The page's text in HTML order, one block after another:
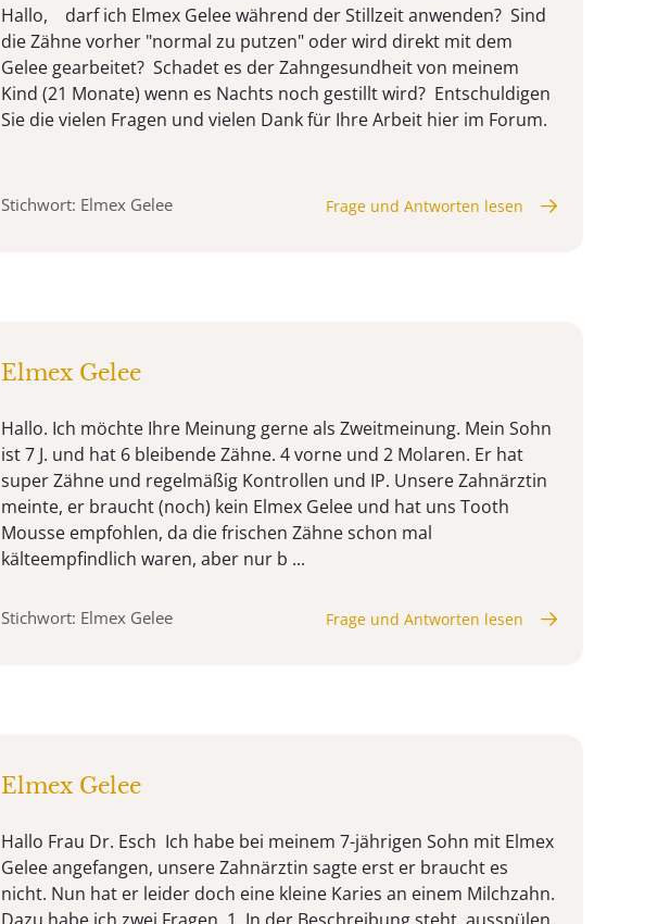
Hallo, darf ich Elmex Gelee während der Stillzeit anwenden? Sind
die Zähne vorher "normal zu putzen" oder wird direkt mit dem
Gelee gearbeitet? Schadet es der Zahngesundheit von meinem
Kind (21 Monate) wenn es Nachts noch gestillt wird? Entschuldigen
Sie die vielen Fragen und vielen Dank für Ihre Arbeit hier im Forum.
Stichwort: Elmex Gelee Frage und Antworten lesen
Elmex Gelee
Hallo. Ich möchte Ihre Meinung gerne als Zweitmeinung. Mein Sohn
ist 7 J. und hat 6 bleibende Zähne. 4 vorne und 2 Molaren. Er hat
super Zähne und regelmäßig Kontrollen und IP. Unsere Zahnärztin
meinte, er braucht (noch) kein Elmex Gelee und hat uns Tooth
Mousse empfohlen, da die frischen Zähne schon mal
kälteempfindlich waren, aber nur b ...
Stichwort: Elmex Gelee Frage und Antworten lesen
Elmex Gelee
Hallo Frau Dr. Esch Ich habe bei meinem 7-jährigen Sohn mit Elmex
Gelee angefangen, unsere Zahnärztin sagte erst er braucht es
nicht. Nun hat er leider doch eine kleine Karies an einem Milchzahn.